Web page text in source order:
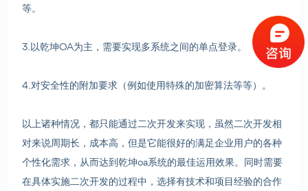
等。
3.以乾坤OA为主，需要实现多系统之间的单点登录。
4.对安全性的附加要求（例如使用特殊的加密算法等等）。
以上诸种情况，都只能通过二次开发来实现，虽然二次开发相
对来说周期长，成本高，但是它能很好的满足企业用户的各种
个性化需求，从而达到乾坤oa系统的最佳运用效果。同时需要
在具体实施二次开发的过程中，选择有技术和项目经验的合作